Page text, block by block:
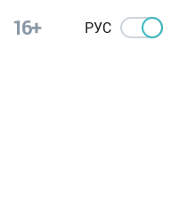
16+ РУС